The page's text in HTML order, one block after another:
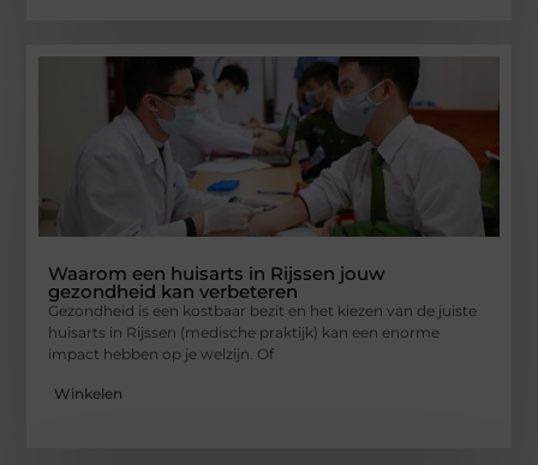
Waarom een huisarts in Rijssen jouw
gezondheid kan verbeteren
Gezondheid is een kostbaar bezit en het kiezen van de juiste
huisarts in Rijssen (medische praktijk) kan een enorme
impact hebben op je welzijn. Of
Winkelen